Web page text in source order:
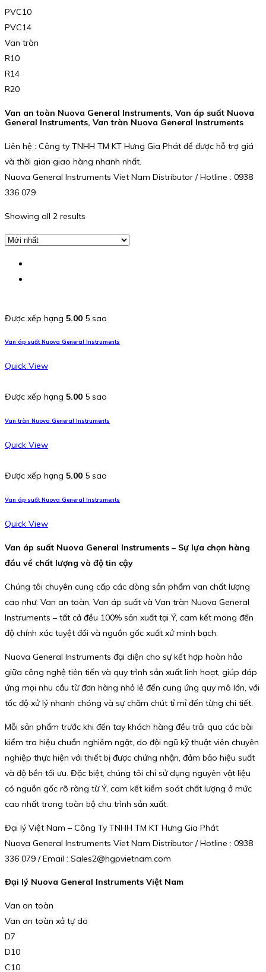
PVC10
PVC14
Van tràn
R10
R14
R20
Van an toàn Nuova General Instruments, Van áp suất Nuova
General Instruments, Van tràn Nuova General Instruments
Liên hệ : Công ty TNHH TM KT Hưng Gia Phát để được hỗ trợ giá
và thời gian giao hàng nhanh nhất.
Nuova General Instruments Viet Nam Distributor / Hotline : 0938
336 079
Showing all 2 results
Được xếp hạng 5.00 5 sao
Van áp suất Nuova General Instruments
Quick View
Được xếp hạng 5.00 5 sao
Van tràn Nuova General Instruments
Quick View
Được xếp hạng 5.00 5 sao
Van áp suất Nuova General Instruments
Quick View
Van áp suất Nuova General Instruments – Sự lựa chọn hàng
đầu về chất lượng và độ tin cậy
Chúng tôi chuyên cung cấp các dòng sản phẩm van chất lượng
cao như: Van an toàn, Van áp suất và Van tràn Nuova General
Instruments – tất cả đều 100% sản xuất tại Ý, cam kết mang đến
độ chính xác tuyệt đối và nguồn gốc xuất xứ minh bạch.
Nuova General Instruments đại diện cho sự kết hợp hoàn hảo
giữa công nghệ tiên tiến và quy trình sản xuất linh hoạt, giúp đáp
ứng mọi nhu cầu từ đơn hàng nhỏ lẻ đến cung ứng quy mô lớn, với
tốc độ xử lý nhanh chóng và sự chăm chút tỉ mỉ đến từng chi tiết.
Mỗi sản phẩm trước khi đến tay khách hàng đều trải qua các bài
kiểm tra hiệu chuẩn nghiêm ngặt, do đội ngũ kỹ thuật viên chuyên
nghiệp thực hiện với thiết bị được chứng nhận, đảm bảo hiệu suất
và độ bền tối ưu. Đặc biệt, chúng tôi chỉ sử dụng nguyên vật liệu
có nguồn gốc rõ ràng từ Ý, cam kết kiểm soát chất lượng ở mức
cao nhất trong toàn bộ chu trình sản xuất.
Đại lý Việt Nam – Công Ty TNHH TM KT Hưng Gia Phát
Nuova General Instruments Viet Nam Distributor / Hotline : 0938
336 079 / Email : Sales2@hgpvietnam.com
Đại lý Nuova General Instruments Việt Nam
Van an toàn
Van an toàn xả tự do
D7
D10
C10